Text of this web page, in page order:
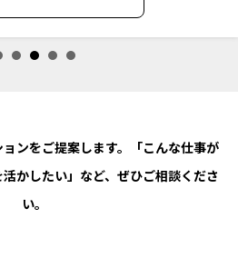
ンをご提案します。「こんな仕事が
かしたい」など、ぜひご相談くださ
い。